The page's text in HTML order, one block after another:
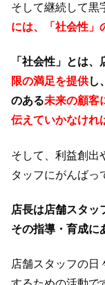
そして継続して黒
には、「社会性」
「社会性」とは
限の満足を提供し
のある未来の顧客
伝えていかなけれ
そして、利益創出
タッフにがんばっ
店長は店舗スタッ
その指導・育成に
店舗スタッフの日